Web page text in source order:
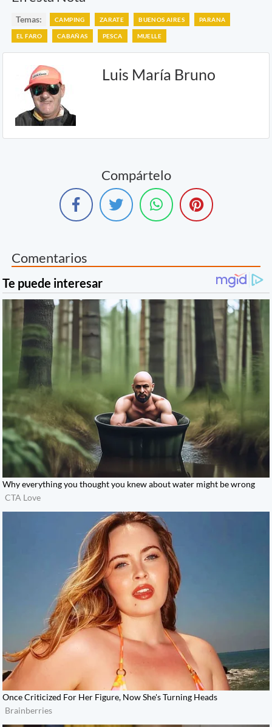
Temas: CAMPING ZARATE BUENOS AIRES PARANA
EL FARO CABAÑAS PESCA MUELLE
Luis María Bruno
Compártelo
Comentarios